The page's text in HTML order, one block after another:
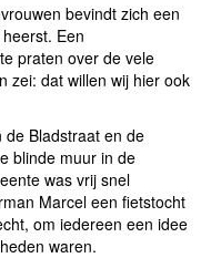
bevindt zich een
Een
praten over de vele
zei: dat willen wij hier ook
de Bladstraat en de
blinde muur in de
was vrij snel
Marcel een fietstocht
om iedereen een idee
waren.